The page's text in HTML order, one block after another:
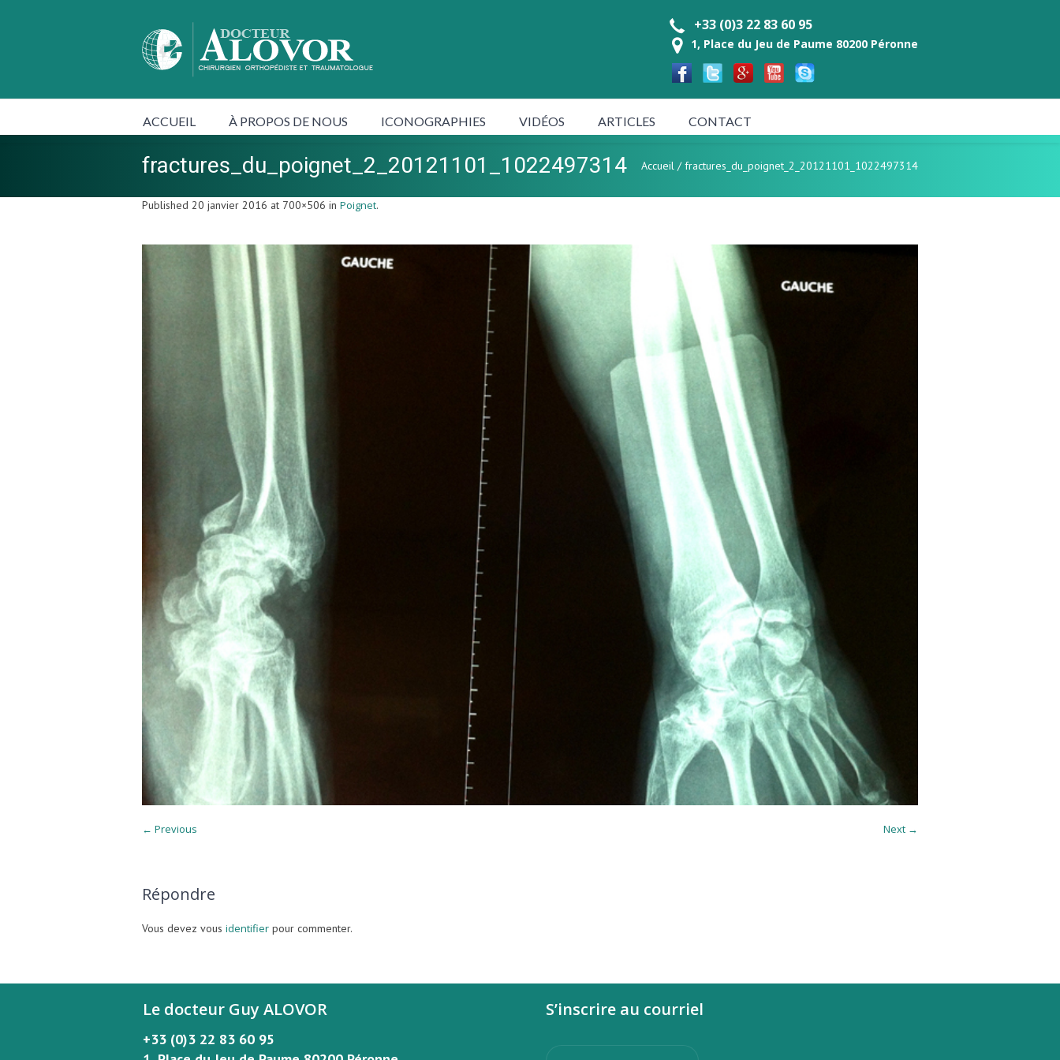
+33 (0)3 22 83 60 95
1, Place du Jeu de Paume 80200 Péronne
ACCUEIL À PROPOS DE NOUS ICONOGRAPHIES VIDÉOS ARTICLES CONTACT
fractures_du_poignet_2_20121101_1022497314 Accueil /fractures_du_poignet_2_20121101_1022497314
Published 20 janvier 2016 at 700×506 in Poignet.
← Previous Next →
Répondre
Vous devez vous identifier pour commenter.
Le docteur Guy ALOVOR
+33 (0)3 22 83 60 95
S’inscrire au courriel